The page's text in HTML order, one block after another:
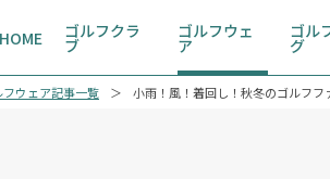
HOME ゴルフクラ
ブ
ゴルフウェ
ア
ゴル
グ
フウェア記事一覧 小雨！風！着回し！秋冬のゴルフフ